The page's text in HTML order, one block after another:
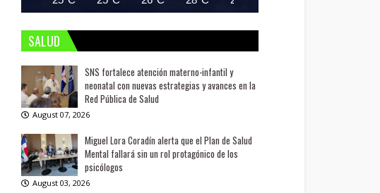
SALUD
SNS fortalece atención materno-infantil y
neonatal con nuevas estrategias y avances en la
Red Pública de Salud
August 07, 2026
Miguel Lora Coradín alerta que el Plan de Salud
Mental fallará sin un rol protagónico de los
psicólogos
August 03, 2026